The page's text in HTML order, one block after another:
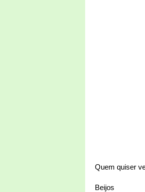
Quem quiser
Beijos